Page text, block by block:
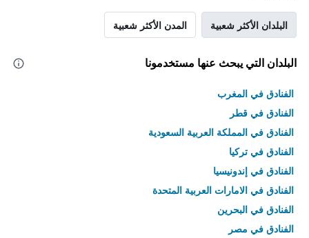
البلدان الأكثر شعبية المدن الأكثر شعبية
البلدان التي يبحث عنها مستخدمونا
الفنادق في المغرب
الفنادق في قطر
الفنادق في المملكة العربية السعودية
الفنادق في تركيا
الفنادق في إندونيسيا
الفنادق في الامارات العربية المتحدة
الفنادق في البحرين
الفنادق في مصر